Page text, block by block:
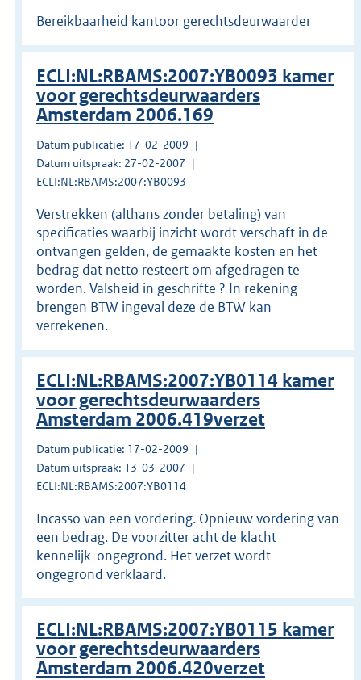
Bereikbaarheid kantoor gerechtsdeurwaarder
ECLI:NL:RBAMS:2007:YB0093 kamer
voor gerechtsdeurwaarders
Amsterdam 2006.169
Datum publicatie: 17-02-2009
Datum uitspraak: 27-02-2007
ECLI:NL:RBAMS:2007:YB0093
Verstrekken (althans zonder betaling) van
specificaties waarbij inzicht wordt verschaft in de
ontvangen gelden, de gemaakte kosten en het
bedrag dat netto resteert om afgedragen te
worden. Valsheid in geschrifte ? In rekening
brengen BTW ingeval deze de BTW kan
verrekenen.
ECLI:NL:RBAMS:2007:YB0114 kamer
voor gerechtsdeurwaarders
Amsterdam 2006.419verzet
Datum publicatie: 17-02-2009
Datum uitspraak: 13-03-2007
ECLI:NL:RBAMS:2007:YB0114
Incasso van een vordering. Opnieuw vordering van
een bedrag. De voorzitter acht de klacht
kennelijk-ongegrond. Het verzet wordt
ongegrond verklaard.
ECLI:NL:RBAMS:2007:YB0115 kamer
voor gerechtsdeurwaarders
Amsterdam 2006.420verzet